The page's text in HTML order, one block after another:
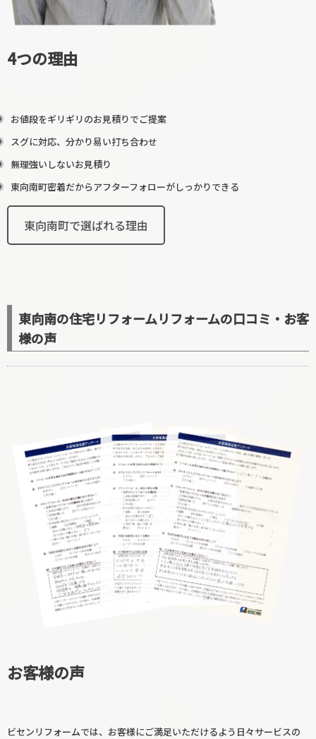
4つの理由
お値段をギリギリのお見積りでご提案
スグに対応、分かり易い打ち合わせ
無理強いしないお見積り
東向南町密着だからアフターフォローがしっかりできる
東向南町で選ばれる理由
東向南の住宅リフォームリフォームの口コミ・お客
様の声
お客様の声
ビセンリフォームでは、お客様にご満足いただけるよう日々サービスの